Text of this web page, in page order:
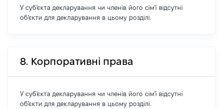
У суб'єкта декларування чи членів його сім'ї відсутні
об'єкти для декларування в цьому розділі.
8. Корпоративні права
У суб'єкта декларування чи членів його сім'ї відсутні
об'єкти для декларування в цьому розділі.